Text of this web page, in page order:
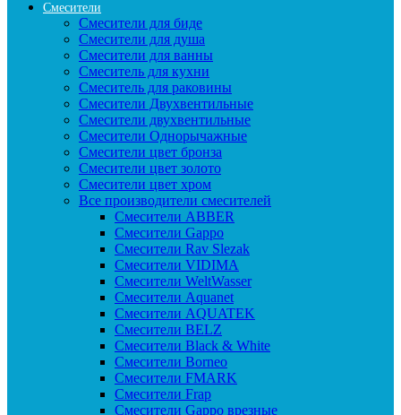
Смесители
Смесители для биде
Смесители для душа
Смесители для ванны
Смеситель для кухни
Смеситель для раковины
Смесители Двухвентильные
Смесители двухвентильные
Смесители Однорычажные
Смесители цвет бронза
Смесители цвет золото
Смесители цвет хром
Все производители смесителей
Cмесители ABBER
Cмесители Gappo
Cмесители Rav Slezak
Cмесители VIDIMA
Cмесители WeltWasser
Смесители Aquanet
Смесители AQUATEK
Смесители BELZ
Смесители Black & White
Смесители Borneo
Смесители FMARK
Смесители Frap
Смесители Gappo врезные